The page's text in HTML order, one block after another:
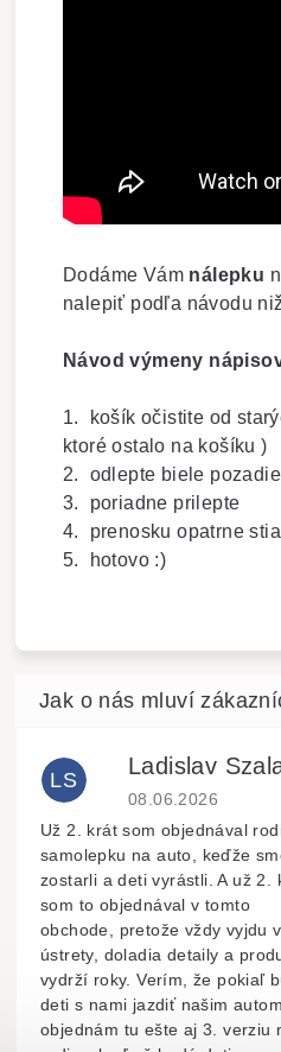
Dodáme Vám nálepku
nalepiť podľa návodu
Návod výmeny
1. košík očistite od
ktoré ostalo na košíku )
2. odlepte biele
3. poriadne prilepte
4. prenosku opatrne
5. hotovo :)
LS
Ladislav
Hodnocení
08.06.2026
Už 2. krát som objednával
samolepku na auto, keďže
zostarli a deti vyrástli. A už 2.
som to objednával v tomto
obchode, pretože vždy vyjdu v
ústrety, doladia detaily a
vydrží roky. Verím, že pokiaľ
deti s nami jazdiť našim
objednám tu ešte aj 3. verziu